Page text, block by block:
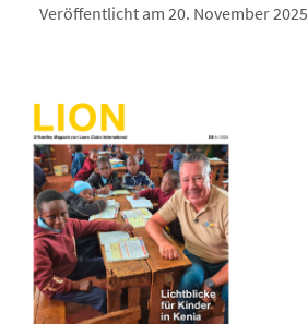
Veröffentlicht am 20. November 2025